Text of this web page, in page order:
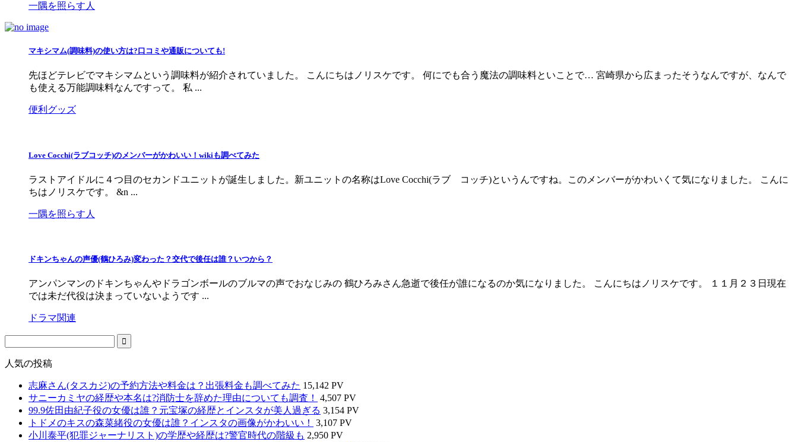
一隅を照らす人
マキシマム(調味料)の使い方は?口コミや通販についても!
先ほどテレビでマキシマムという調味料が紹介されていました。 こんにちはノリスケです。 何にでも合う魔法の調味料といことで… 宮崎県から広まったそうなんですが、なんで
も使える万能調味料なんですって。 私 ...
便利グッズ
Love Cocchi(ラブコッチ)のメンバーがかわいい！wikiも調べてみた
ラストアイドルに４つ目のセカンドユニットが誕生しました。新ユニットの名称はLove Cocchi(ラブ コッチ)というんですね。このメンバーがかわいくて気になりました。 こんに
ちはノリスケです。 &n ...
一隅を照らす人
ドキンちゃんの声優(鶴ひろみ)変わった？交代で後任は誰？いつから？
アンパンマンのドキンちゃんやドラゴンボールのブルマの声でおなじみの 鶴ひろみさん急逝で後任が誰になるのか気になりました。 こんにちはノリスケです。 １１月２３日現在
では未だ代役は決まっていないようです ...
ドラマ関連
人気の投稿
志麻さん(タスカジ)の予約方法や料金は？出張料金も調べてみた 15,142 PV
サニーカミヤの経歴や本名は?消防士を辞めた理由についても調査！
4,507 PV
99.9佐田由紀子役の女優は誰？元宝塚の経歴とインスタが美人過ぎる 3,154 PV
トドメのキスの森菜緒役の女優は誰？インスタの画像がかわいい！
3,107 PV
小川泰平(犯罪ジャーナリスト)の学歴や経歴は?警官時代の階級も 2,950 PV